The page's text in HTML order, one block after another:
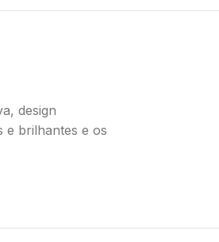
design
e brilhantes e os